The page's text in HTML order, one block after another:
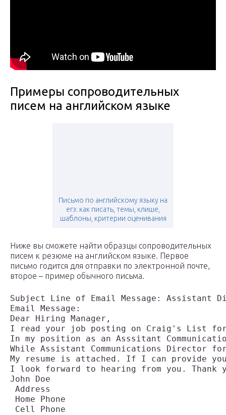
Примеры сопроводительных
писем на английском языке
Письмо по английскому языку на
егэ: как писать, темы, клише,
шаблоны, критерии оценивания
Ниже вы сможете найти образцы сопроводительных
писем к резюме на английском языке. Первое
письмо годится для отправки по электронной почте,
второе – пример обычного письма.
Subject Line of Email Message: Assistant
Email Message:
Dear Hiring Manager,
I read your job posting on Craig's List
In my position as an Asssitant
While Assistant Communications Director
My resume is attached. If I can provide
I look forward to hearing from you. Thank
John Doe
Address
Home Phone
Cell Phone